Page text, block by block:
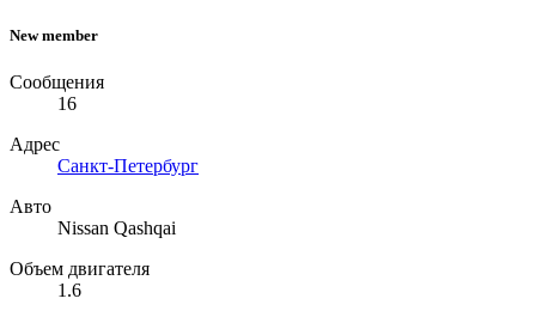
New member
Сообщения
16
Адрес
Санкт-Петербург
Авто
Nissan Qashqai
Объем двигателя
1.6